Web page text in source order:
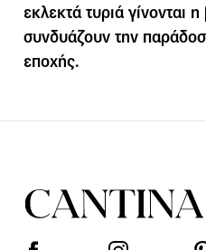
εκλεκτά τυριά γίνονται
συνδυάζουν την
εποχής.